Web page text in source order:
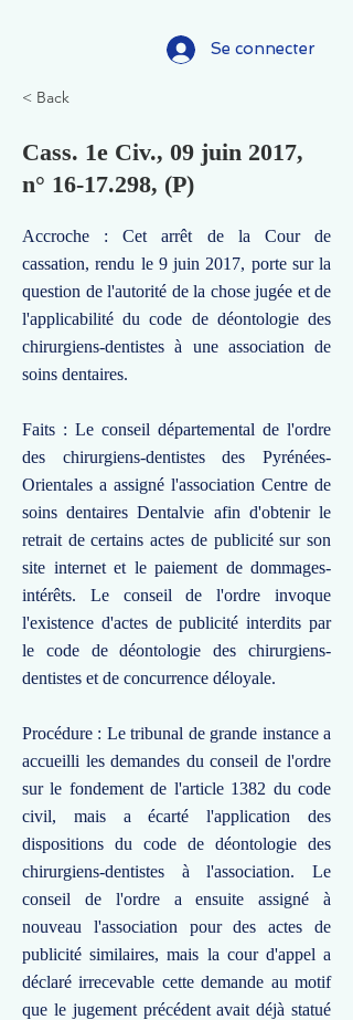
Se connecter
< Back
Cass. 1e Civ., 09 juin 2017,
n° 16-17.298, (P)
Accroche : Cet arrêt de la Cour de
cassation, rendu le 9 juin 2017, porte sur la
question de l'autorité de la chose jugée et de
l'applicabilité du code de déontologie des
chirurgiens-dentistes à une association de
soins dentaires.
Faits : Le conseil départemental de l'ordre
des chirurgiens-dentistes des Pyrénées-
Orientales a assigné l'association Centre de
soins dentaires Dentalvie afin d'obtenir le
retrait de certains actes de publicité sur son
site internet et le paiement de dommages-
intérêts. Le conseil de l'ordre invoque
l'existence d'actes de publicité interdits par
le code de déontologie des chirurgiens-
dentistes et de concurrence déloyale.
Procédure : Le tribunal de grande instance a
accueilli les demandes du conseil de l'ordre
sur le fondement de l'article 1382 du code
civil, mais a écarté l'application des
dispositions du code de déontologie des
chirurgiens-dentistes à l'association. Le
conseil de l'ordre a ensuite assigné à
nouveau l'association pour des actes de
publicité similaires, mais la cour d'appel a
déclaré irrecevable cette demande au motif
que le jugement précédent avait déjà statué